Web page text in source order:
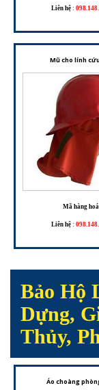
Liên hệ :
Mũ cho lính
Mã hàng
Liên hệ :
Bảo Hộ
Dựng,
Thủy,
Áo choàng